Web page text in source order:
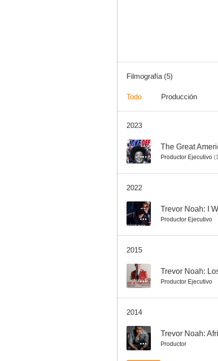
Filmografía (5)
Todo Producción
2023
-- The Great
Productor Ejecutivo (
2022
-- Trevor Noah: I
Productor Ejecutivo
2015
-- Trevor Noah:
Productor Ejecutivo
2014
-- Trevor Noah:
Productor